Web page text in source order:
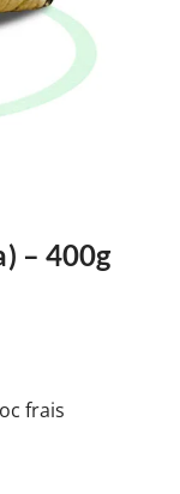
– 400g
frais